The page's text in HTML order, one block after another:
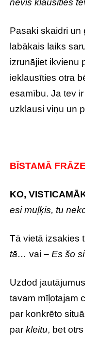
nevis klausīties
Pasaki skaidri un
labākais laiks
izrunājiet ikvienu
ieklausīties otra
esamību. Ja tev
uzklausi viņu un
BĪSTAMĀ
KO,
esi muļķis, tu
Tā vietā izsakies
tā… vai – Es šo
Uzdod
tavam mīļotajam
par konkrēto
par kleitu, bet